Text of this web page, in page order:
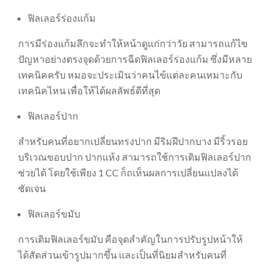
ฟิลเลอร์ร่องแก้ม
การมีร่องแก้มลึกจะทำให้หน้าดูแก่กว่าวัย สามารถแก้ไข
ปัญหาอย่างตรงจุดด้วยการฉีดฟิลเลอร์ร่องแก้ม ซึ่งมีหลาย
เทคนิคครับ หมอจะประเมินว่าคนไข้แต่ละคนเหมาะกับ
เทคนิคไหน เพื่อให้ได้ผลลัพธ์ดีที่สุด
ฟิลเลอร์ปาก
สำหรับคนที่อยากเปลี่ยนทรงปาก มีริมฝีปากบาง มีริ้วรอย
บริเวณขอบปาก ปากแห้ง สามารถใช้การเติมฟิลเลอร์ปาก
ช่วยได้ โดยใช้เพียง 1 CC ก็ถเห็นผลการเปลี่ยนแปลงได้
ชัดเจน
ฟิลเลอร์ขมับ
การเติมฟิลเลอร์ขมับ คือจุดสำคัญในการปรับรูปหน้าให้
ได้สัดส่วนเข้ารูปมากขึ้น และเป็นที่นิยมสำหรับคนที่